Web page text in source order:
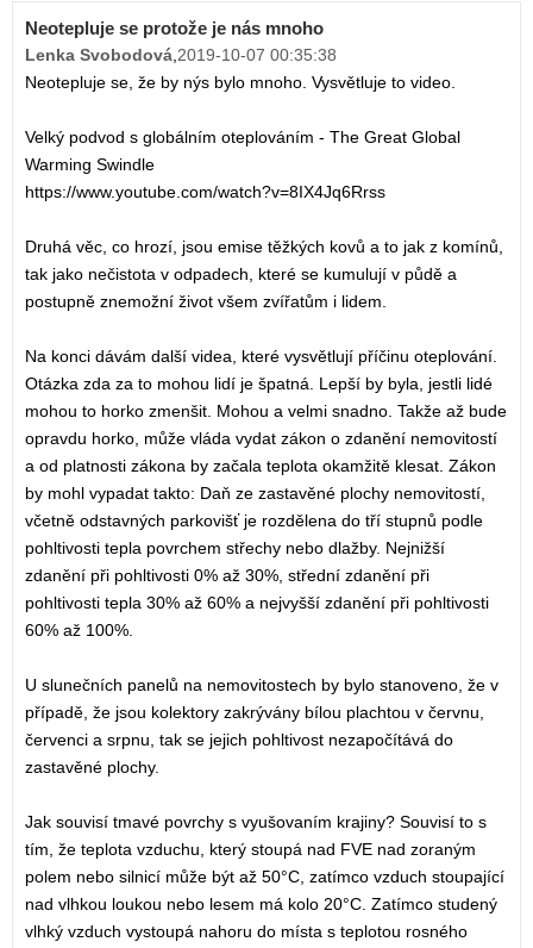
Neotepluje se protože je nás mnoho
Lenka Svobodová 2019-10-07 00:35:38
Neotepluje se, že by nýs bylo mnoho. Vysvětluje to video.
Velký podvod s globálním oteplováním - The Great Global
Warming Swindle
https://www.youtube.com/watch?v=8IX4Jq6Rrss
Druhá věc, co hrozí, jsou emise těžkých kovů a to jak z komínů,
tak jako nečistota v odpadech, které se kumulují v půdě a
postupně znemožní život všem zvířatům i lidem.
Na konci dávám další videa, které vysvětlují příčinu oteplování.
Otázka zda za to mohou lidí je špatná. Lepší by byla, jestli lidé
mohou to horko zmenšit. Mohou a velmi snadno. Takže až bude
opravdu horko, může vláda vydat zákon o zdanění nemovitostí
a od platnosti zákona by začala teplota okamžitě klesat. Zákon
by mohl vypadat takto: Daň ze zastavěné plochy nemovitostí,
včetně odstavných parkovišť je rozdělena do tří stupnů podle
pohltivosti tepla povrchem střechy nebo dlažby. Nejnižší
zdanění při pohltivosti 0% až 30%, střední zdanění při
pohltivosti tepla 30% až 60% a nejvyšší zdanění při pohltivosti
60% až 100%.
U slunečních panelů na nemovitostech by bylo stanoveno, že v
případě, že jsou kolektory zakrývány bílou plachtou v červnu,
červenci a srpnu, tak se jejich pohltivost nezapočítává do
zastavěné plochy.
Jak souvisí tmavé povrchy s vyušovaním krajiny? Souvisí to s
tím, že teplota vzduchu, který stoupá nad FVE nad zoraným
polem nebo silnicí může být až 50°C, zatímco vzduch stoupající
nad vlhkou loukou nebo lesem má kolo 20°C. Zatímco studený
vlhký vzduch vystoupá nahoru do místa s teplotou rosného